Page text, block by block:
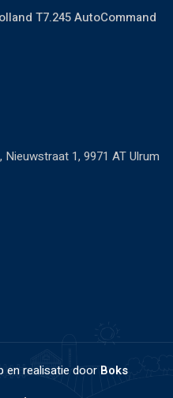
T7.245 AutoCommand
1, 9971 AT Ulrum
en realisatie door Boks